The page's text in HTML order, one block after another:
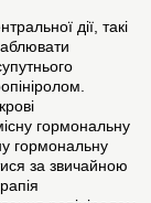
дії, такі
гормональну
гормональну
за звичайною